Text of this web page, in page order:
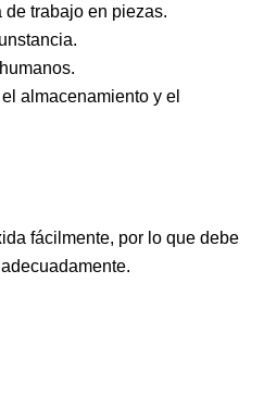
de trabajo en piezas.
almacenamiento y el
fácilmente, por lo que debe